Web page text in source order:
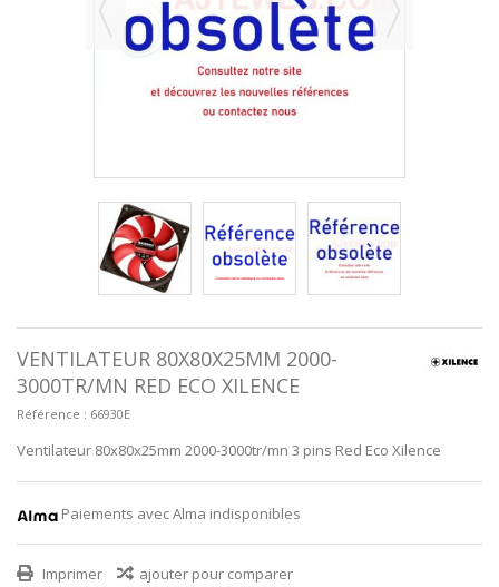
VENTILATEUR 80X80X25MM 2000-
3000TR/MN RED ECO XILENCE
Référence : 66930E
Ventilateur 80x80x25mm 2000-3000tr/mn 3 pins Red Eco Xilence
Paiements avec Alma indisponibles
Imprimer ajouter pour comparer